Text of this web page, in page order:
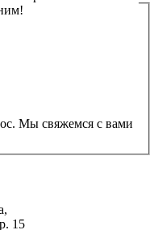
Мы свяжемся с вами
15